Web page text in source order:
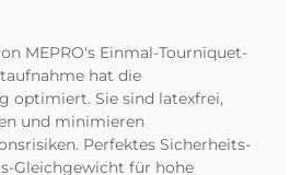
MEPRO's Einmal-Tourniquet-
hat die
optimiert. Sie sind latexfrei,
und minimieren
Perfektes Sicherheits-
Gleichgewicht für hohe